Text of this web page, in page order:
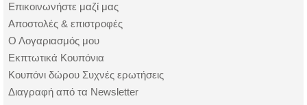
Επικοινωνήστε μαζί μας
Αποστολές & επιστροφές
Ο Λογαριασμός μου
Εκπτωτικά Κουπόνια
Κουπόνι δώρου Συχνές ερωτήσεις
Διαγραφή από τα Newsletter